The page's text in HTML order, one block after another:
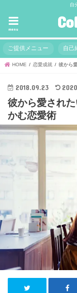
自
menu
ご提供メニュー 自己
HOME 恋愛成就 彼から
2018.09.23
彼から愛され
かむ恋愛術